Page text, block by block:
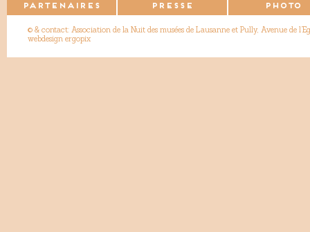
PARTENAIRES PRESSE PHOTO
© & contact: Association de la Nuit des musées de Lausanne et Pully, Avenue de
webdesign ergopix